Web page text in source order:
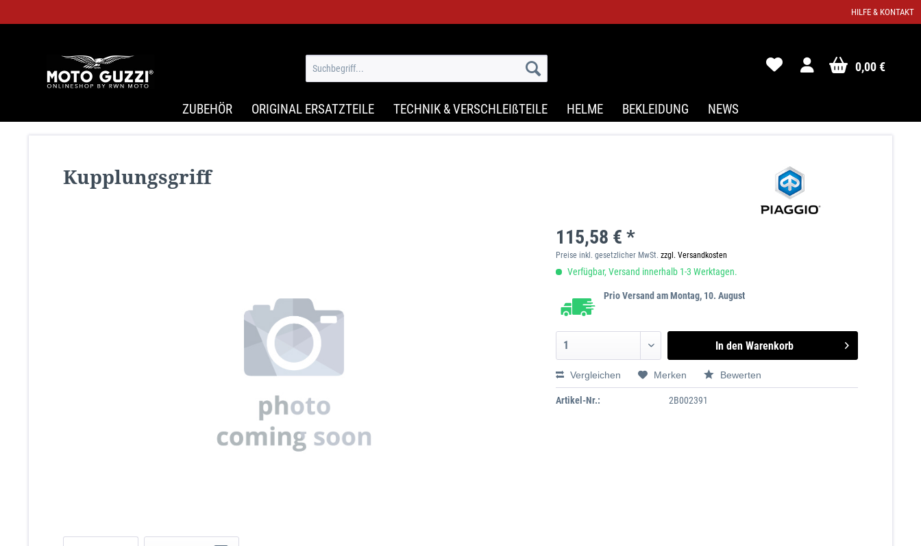
HILFE & KONTAKT
0,00 €
ZUBEHÖR ORIGINAL ERSATZTEILE TECHNIK & VERSCHLEIßTEILE HELME BEKLEIDUNG NEWS
Kupplungsgriff
115,58 € *
Preise inkl. gesetzlicher MwSt.zzgl. Versandkosten
Verfügbar, Versand innerhalb 1-3 Werktagen.
Prio Versand am Montag, 10. August
In den Warenkorb
Vergleichen Merken Bewerten
Artikel-Nr.: 2B002391